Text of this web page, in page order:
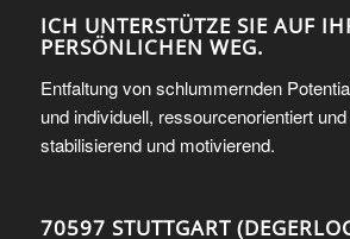
ICH UNTERSTÜTZE SIE AUF
PERSÖNLICHEN WEG.
Entfaltung von schlummernden
und individuell, ressourcenorientiert
stabilisierend und motivierend.
70597 STUTTGART